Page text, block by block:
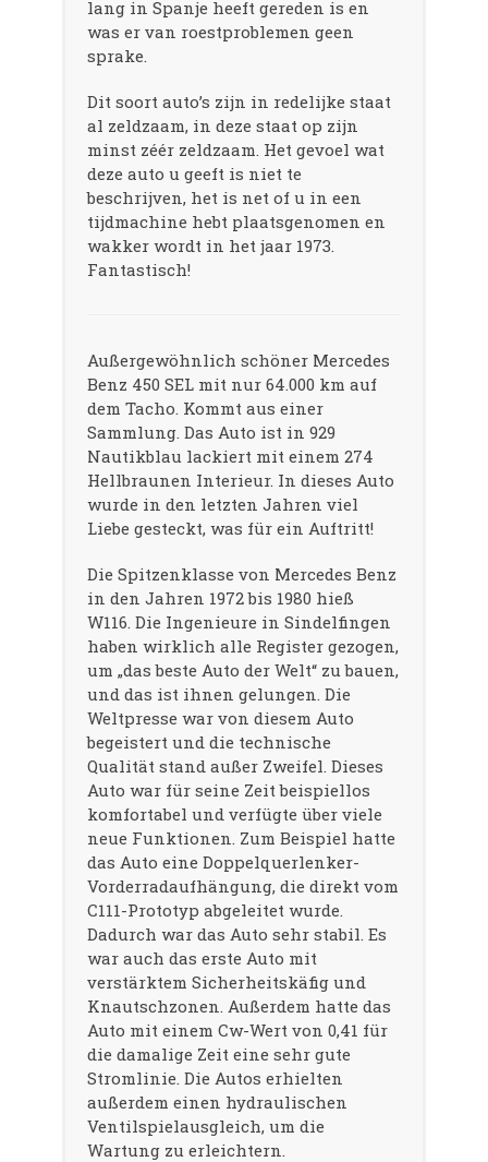
lang in Spanje heeft gereden is en
was er van roestproblemen geen
sprake.
Dit soort auto’s zijn in redelijke staat
al zeldzaam, in deze staat op zijn
minst zéér zeldzaam. Het gevoel wat
deze auto u geeft is niet te
beschrijven, het is net of u in een
tijdmachine hebt plaatsgenomen en
wakker wordt in het jaar 1973.
Fantastisch!
Außergewöhnlich schöner Mercedes
Benz 450 SEL mit nur 64.000 km auf
dem Tacho. Kommt aus einer
Sammlung. Das Auto ist in 929
Nautikblau lackiert mit einem 274
Hellbraunen Interieur. In dieses Auto
wurde in den letzten Jahren viel
Liebe gesteckt, was für ein Auftritt!
Die Spitzenklasse von Mercedes Benz
in den Jahren 1972 bis 1980 hieß
W116. Die Ingenieure in Sindelfingen
haben wirklich alle Register gezogen,
um „das beste Auto der Welt“ zu bauen,
und das ist ihnen gelungen. Die
Weltpresse war von diesem Auto
begeistert und die technische
Qualität stand außer Zweifel. Dieses
Auto war für seine Zeit beispiellos
komfortabel und verfügte über viele
neue Funktionen. Zum Beispiel hatte
das Auto eine Doppelquerlenker-
Vorderradaufhängung, die direkt vom
C111-Prototyp abgeleitet wurde.
Dadurch war das Auto sehr stabil. Es
war auch das erste Auto mit
verstärktem Sicherheitskäfig und
Knautschzonen. Außerdem hatte das
Auto mit einem Cw-Wert von 0,41 für
die damalige Zeit eine sehr gute
Stromlinie. Die Autos erhielten
außerdem einen hydraulischen
Ventilspielausgleich, um die
Wartung zu erleichtern.